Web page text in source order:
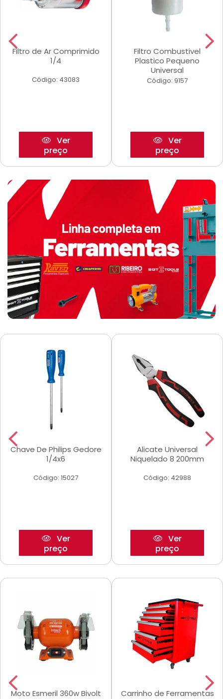
Filtro de Ar Comprimido
1/4
Código: 43083
Ver
preço
Filtro Combustivel
Plastico Pequeno
Universal
Código: 9157
Ver
preço
Chave De Philips Gedore
1/4x6
Código: 15027
Ver
preço
Alicate Universal
Niquelado 8 200mm
Código: 42988
Ver
preço
Moto Esmeril 360w Bivolt
Carrinho de Ferramentas